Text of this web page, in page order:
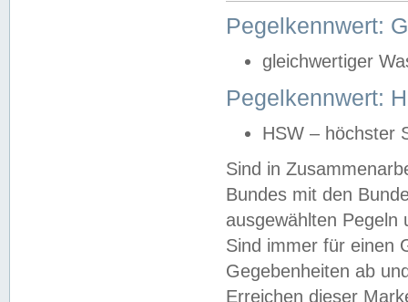
Pegelkennwert:
gleichwertiger
Pegelkennwert:
HSW – höchster
Sind in
Bundes mit den
ausgewählten
Sind immer für einen
Gegebenheiten ab
Erreichen dieser